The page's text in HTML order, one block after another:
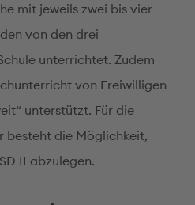
mit jeweils zwei bis vier
von den drei
unterrichtet. Zudem
von Freiwilligen
unterstützt. Für die
besteht die Möglichkeit,
II abzulegen.